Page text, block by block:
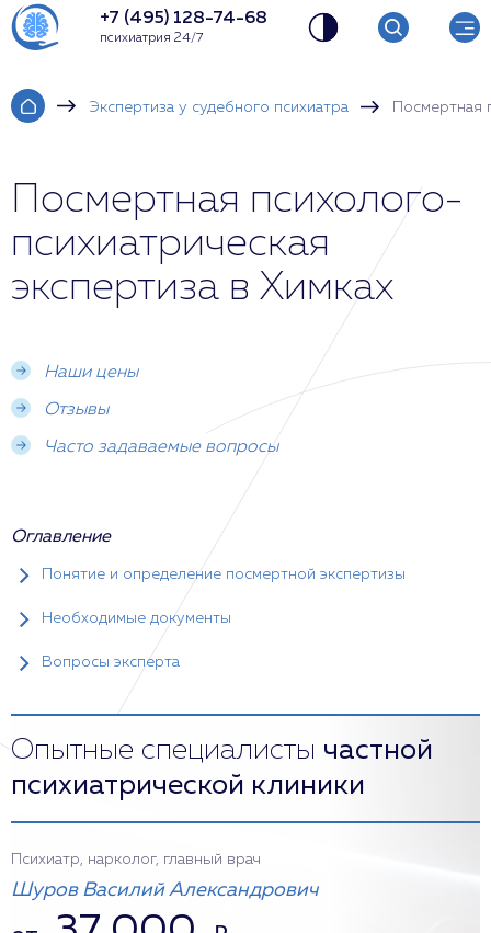
+7 (495) 128-74-68
психиатрия 24/7
Экспертиза у судебного психиатра Посмертная
Посмертная психолого-
психиатрическая
экспертиза в Химках
Наши цены
Отзывы
Часто задаваемые вопросы
Оглавление
Понятие и определение посмертной экспертизы
Необходимые документы
Вопросы эксперта
Опытные специалисты частной
психиатрической клиники
Психиатр, нарколог, главный врач
Шуров Василий Александрович